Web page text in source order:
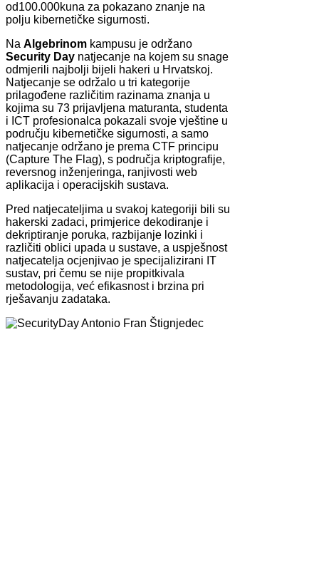
od100.000kuna za pokazano znanje na
polju kibernetičke sigurnosti.
Na Algebrinom kampusu je održano
Security Day natjecanje na kojem su snage
odmjerili najbolji bijeli hakeri u Hrvatskoj.
Natjecanje se održalo u tri kategorije
prilagođene različitim razinama znanja u
kojima su 73 prijavljena maturanta, studenta
i ICT profesionalca pokazali svoje vještine u
području kibernetičke sigurnosti, a samo
natjecanje održano je prema CTF principu
(Capture The Flag), s područja kriptografije,
reversnog inženjeringa, ranjivosti web
aplikacija i operacijskih sustava.
Pred natjecateljima u svakoj kategoriji bili su
hakerski zadaci, primjerice dekodiranje i
dekriptiranje poruka, razbijanje lozinki i
različiti oblici upada u sustave, a uspješnost
natjecatelja ocjenjivao je specijalizirani IT
sustav, pri čemu se nije propitkivala
metodologija, već efikasnost i brzina pri
rješavanju zadataka.